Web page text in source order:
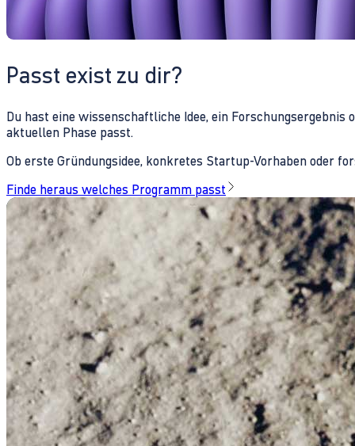
Passt exist zu dir?
Du hast eine wissenschaftliche Idee, ein
aktuellen Phase passt.
Ob erste Gründungsidee, konkretes Startup-Vorhaben oder
Finde heraus welches Programm passt